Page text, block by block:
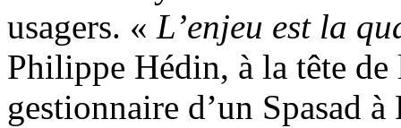
usagers. « L’enjeu est la
Philippe Hédin, à la tête
gestionnaire d’un Spasad